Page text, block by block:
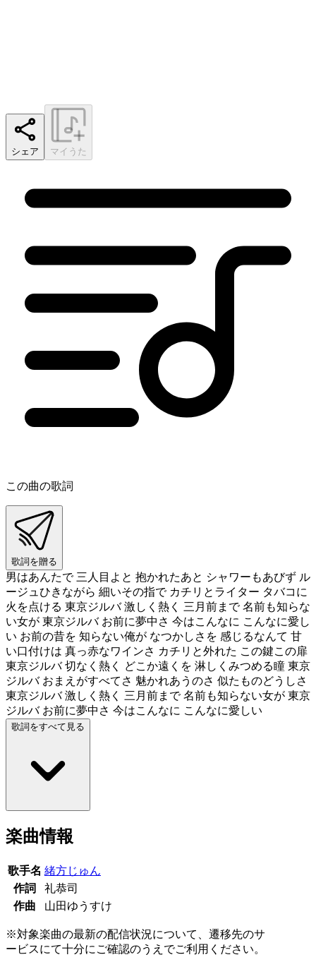
シェア マイうた
この曲の歌詞
歌詞を贈る
男はあんたで 三人目よと 抱かれたあと シャワーもあびず ル
ージュひきながら 細いその指で カチリとライター タバコに
火を点ける 東京ジルバ 激しく熱く 三月前まで 名前も知らな
い女が 東京ジルバ お前に夢中さ 今はこんなに こんなに愛し
い お前の昔を 知らない俺が なつかしさを 感じるなんて 甘
い口付けは 真っ赤なワインさ カチリと外れた この鍵この扉
東京ジルバ 切なく熱く どこか遠くを 淋しくみつめる瞳 東京
ジルバ おまえがすべてさ 魅かれあうのさ 似たものどうしさ
東京ジルバ 激しく熱く 三月前まで 名前も知らない女が 東京
ジルバ お前に夢中さ 今はこんなに こんなに愛しい
歌詞をすべて見る
楽曲情報
歌手名 緒方じゅん
作詞
礼恭司
作曲
山田ゆうすけ
※対象楽曲の最新の配信状況について、遷移先のサ
ービスにて十分にご確認のうえでご利用ください。